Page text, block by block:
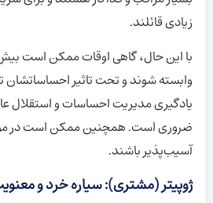
زیادی قائلند.
با این حال، گاهی اوقات ممکن است
وابسته شوند و تحت تاثیر احساساتشان
یادگیری مدیریت احساسات و استقلال
ضروری است. همچنین ممکن است در
آسیب‌پذیر باشند.
ژوپیتر (مشتری): سیاره خرد و